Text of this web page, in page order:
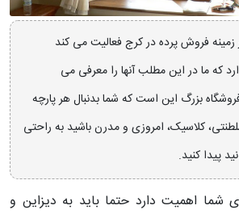
فروش پرده در کرج فعالیت می کند
که ما در این مطلب آنها را معرفی می
بزرگ این است که شما بدنبال هر پارچه
کلاسیک، امروزی و مدرن باشید به راحتی
پیدا کنید.
شما اهمیت دارد حتما باید به دیزاین و